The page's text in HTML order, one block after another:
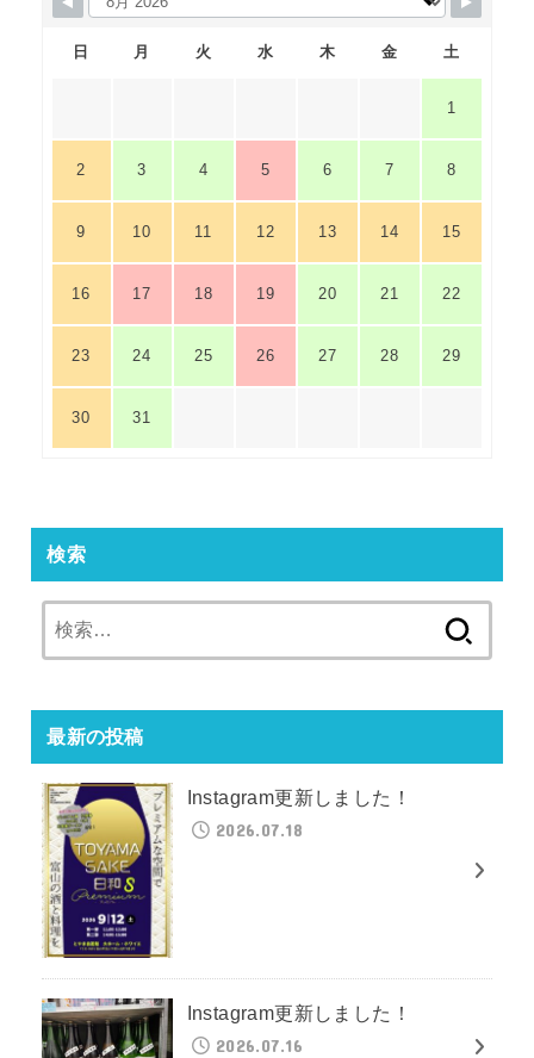
日 月 火 水 木 金 土
1
2 3 4 5 6 7 8
9 10 11 12 13 14 15
16 17 18 19 20 21 22
23 24 25 26 27 28 29
30 31
検索
索:
最新の投稿
Instagram更新しました！
2026.07.18
Instagram更新しました！
2026.07.16